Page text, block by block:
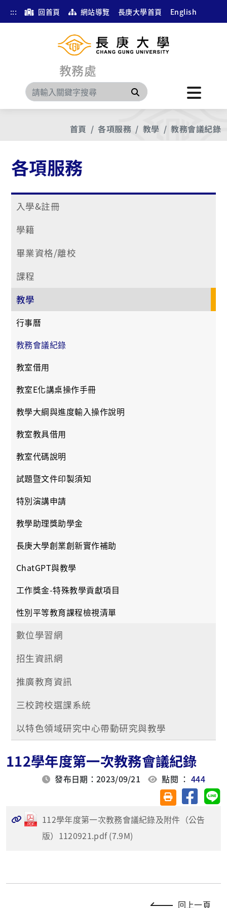
::: 回首頁 網站導覽 長庚大學首頁 English
教務處
搜尋
首頁 各項服務 教學 教務會議紀錄
各項服務
入學&註冊
學籍
畢業資格/離校
課程
教學
行事曆
教務會議紀錄
教室借用
教室E化講桌操作手冊
教學大綱與進度輸入操作說明
教室教具借用
教室代碼說明
試題暨文件印製須知
特別演講申請
教學助理獎助學金
長庚大學創業創新實作補助
ChatGPT與教學
工作獎金-特殊教學貢獻項目
性別平等教育課程檢視清單
數位學習網
招生資訊網
推廣教育資訊
三校跨校選課系統
以特色領域研究中心帶動研究與教學
112學年度第一次教務會議紀錄
發布日期：2023/09/21 點閱 ：444
友善列印(另開視
分享至
112學年度第一次教務會議紀錄及附件（公告
版）1120921.pdf (7.9M)
回上一頁